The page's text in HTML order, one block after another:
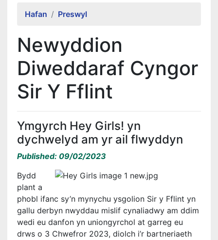
Hafan Preswyl
Newyddion
Diweddaraf Cyngor
Sir Y Fflint
Ymgyrch Hey Girls! yn
dychwelyd am yr ail flwyddyn
Published: 09/02/2023
Bydd
plant a
phobl ifanc sy’n mynychu ysgolion Sir y Fflint yn
gallu derbyn nwyddau mislif cynaliadwy am ddim
wedi eu danfon yn uniongyrchol at garreg eu
drws o 3 Chwefror 2023, diolch i’r bartneriaeth